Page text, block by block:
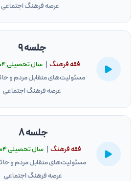
عرصه فرهنگ اجتماعی
جلسه 9
فقه فرهنگ |سال تحصيلى ۱۴۰۴
مسئولیت‌های متقابل مردم و
عرصه فرهنگ اجتماعی
جلسه 8
فقه فرهنگ |سال تحصيلى ۱۴۰۴
مسئولیت‌های متقابل مردم و
عرصه فرهنگ اجتماعی